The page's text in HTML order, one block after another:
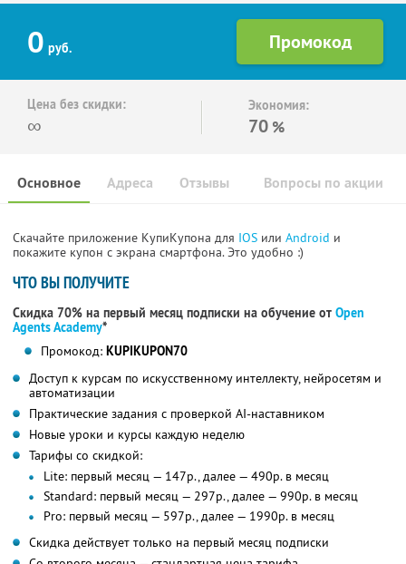
0 руб.
Цена без скидки:
∞
Экономия:
70 %
Основное Отзывы Вопросы по акции
Адреса
Скачайте приложение КупиКупона для IOS или Android и
покажите купон с экрана смартфона. Это удобно :)
ЧТО ВЫ ПОЛУЧИТЕ
Скидка 70% на первый месяц подписки на обучение от Open
Agents Academy*
Промокод: KUPIKUPON70
Доступ к курсам по искусственному интеллекту, нейросетям и
автоматизации
Практические задания с проверкой AI-наставником
Новые уроки и курсы каждую неделю
Тарифы со скидкой:
Lite: первый месяц — 147р., далее — 490р. в месяц
Standard: первый месяц — 297р., далее — 990р. в месяц
Pro: первый месяц — 597р., далее — 1990р. в месяц
Скидка действует только на первый месяц подписки